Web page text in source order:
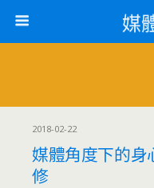
媒
2018-02-22
媒體角度下的身
修